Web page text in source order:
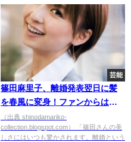
芸能
篠田麻里子、離婚発表翌日に髪
を春風に変身！ファンからは
「美しすぎる」と絶賛の声
（出典 shinodamariko-
collection.blogspot.com） 「篠田さんの美
しさにはいつも驚かされます。離婚という